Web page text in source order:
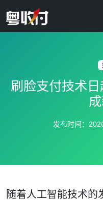
刷脸支付技术
发布时间：
随着人工智能技术的